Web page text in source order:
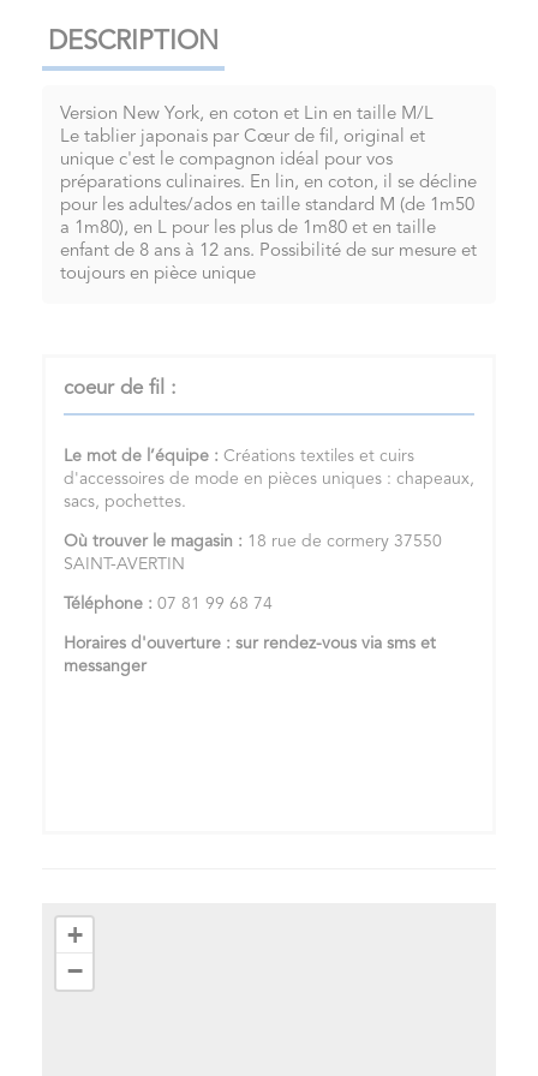
DESCRIPTION
Version New York, en coton et Lin en taille M/L
Le tablier japonais par Cœur de fil, original et
unique c'est le compagnon idéal pour vos
préparations culinaires. En lin, en coton, il se décline
pour les adultes/ados en taille standard M (de 1m50
a 1m80), en L pour les plus de 1m80 et en taille
enfant de 8 ans à 12 ans. Possibilité de sur mesure et
toujours en pièce unique
coeur de fil :
Le mot de l’équipe : Créations textiles et cuirs
d'accessoires de mode en pièces uniques : chapeaux,
sacs, pochettes.
Où trouver le magasin : 18 rue de cormery 37550
SAINT-AVERTIN
Téléphone : 07 81 99 68 74
Horaires d'ouverture : sur rendez-vous via sms et
messanger
+
−